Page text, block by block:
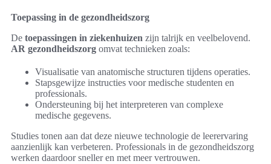
Toepassing in de gezondheidszorg
De toepassingen in ziekenhuizen zijn talrijk en veelbelovend.
AR gezondheidszorg omvat technieken zoals:
Visualisatie van anatomische structuren tijdens operaties.
Stapsgewijze instructies voor medische studenten en
professionals.
Ondersteuning bij het interpreteren van complexe
medische gegevens.
Studies tonen aan dat deze nieuwe technologie de leerervaring
aanzienlijk kan verbeteren. Professionals in de gezondheidszorg
werken daardoor sneller en met meer vertrouwen.